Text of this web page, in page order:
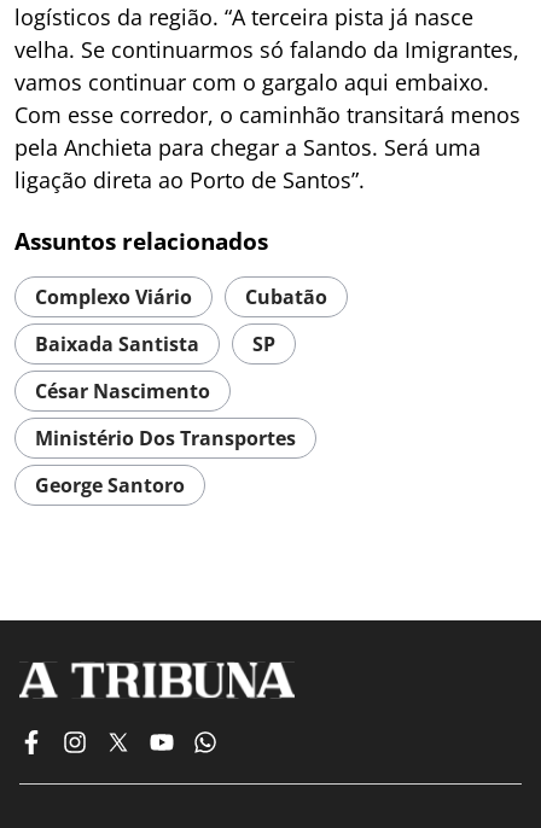
logísticos da região. “A terceira pista já nasce
velha. Se continuarmos só falando da Imigrantes,
vamos continuar com o gargalo aqui embaixo.
Com esse corredor, o caminhão transitará menos
pela Anchieta para chegar a Santos. Será uma
ligação direta ao Porto de Santos”.
Assuntos relacionados
Complexo Viário
Cubatão
Baixada Santista
SP
César Nascimento
Ministério Dos Transportes
George Santoro